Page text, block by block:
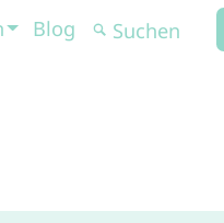
Blog